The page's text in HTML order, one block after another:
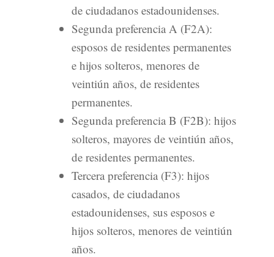
de ciudadanos estadounidenses.
Segunda preferencia A (F2A):
esposos de residentes permanentes
e hijos solteros, menores de
veintiún años, de residentes
permanentes.
Segunda preferencia B (F2B): hijos
solteros, mayores de veintiún años,
de residentes permanentes.
Tercera preferencia (F3): hijos
casados, de ciudadanos
estadounidenses, sus esposos e
hijos solteros, menores de veintiún
años.